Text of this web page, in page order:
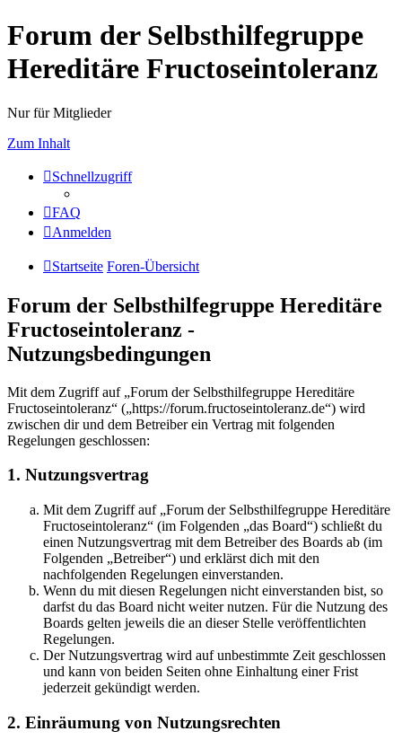
Forum der Selbsthilfegruppe
Hereditäre Fructoseintoleranz
Nur für Mitglieder
Zum Inhalt
Schnellzugriff
FAQ
Anmelden
Startseite Foren-Übersicht
Forum der Selbsthilfegruppe Hereditäre
Fructoseintoleranz -
Nutzungsbedingungen
Mit dem Zugriff auf „Forum der Selbsthilfegruppe Hereditäre
Fructoseintoleranz“ („https://forum.fructoseintoleranz.de“) wird
zwischen dir und dem Betreiber ein Vertrag mit folgenden
Regelungen geschlossen:
1. Nutzungsvertrag
Mit dem Zugriff auf „Forum der Selbsthilfegruppe Hereditäre
Fructoseintoleranz“ (im Folgenden „das Board“) schließt du
einen Nutzungsvertrag mit dem Betreiber des Boards ab (im
Folgenden „Betreiber“) und erklärst dich mit den
nachfolgenden Regelungen einverstanden.
Wenn du mit diesen Regelungen nicht einverstanden bist, so
darfst du das Board nicht weiter nutzen. Für die Nutzung des
Boards gelten jeweils die an dieser Stelle veröffentlichten
Regelungen.
Der Nutzungsvertrag wird auf unbestimmte Zeit geschlossen
und kann von beiden Seiten ohne Einhaltung einer Frist
jederzeit gekündigt werden.
2. Einräumung von Nutzungsrechten